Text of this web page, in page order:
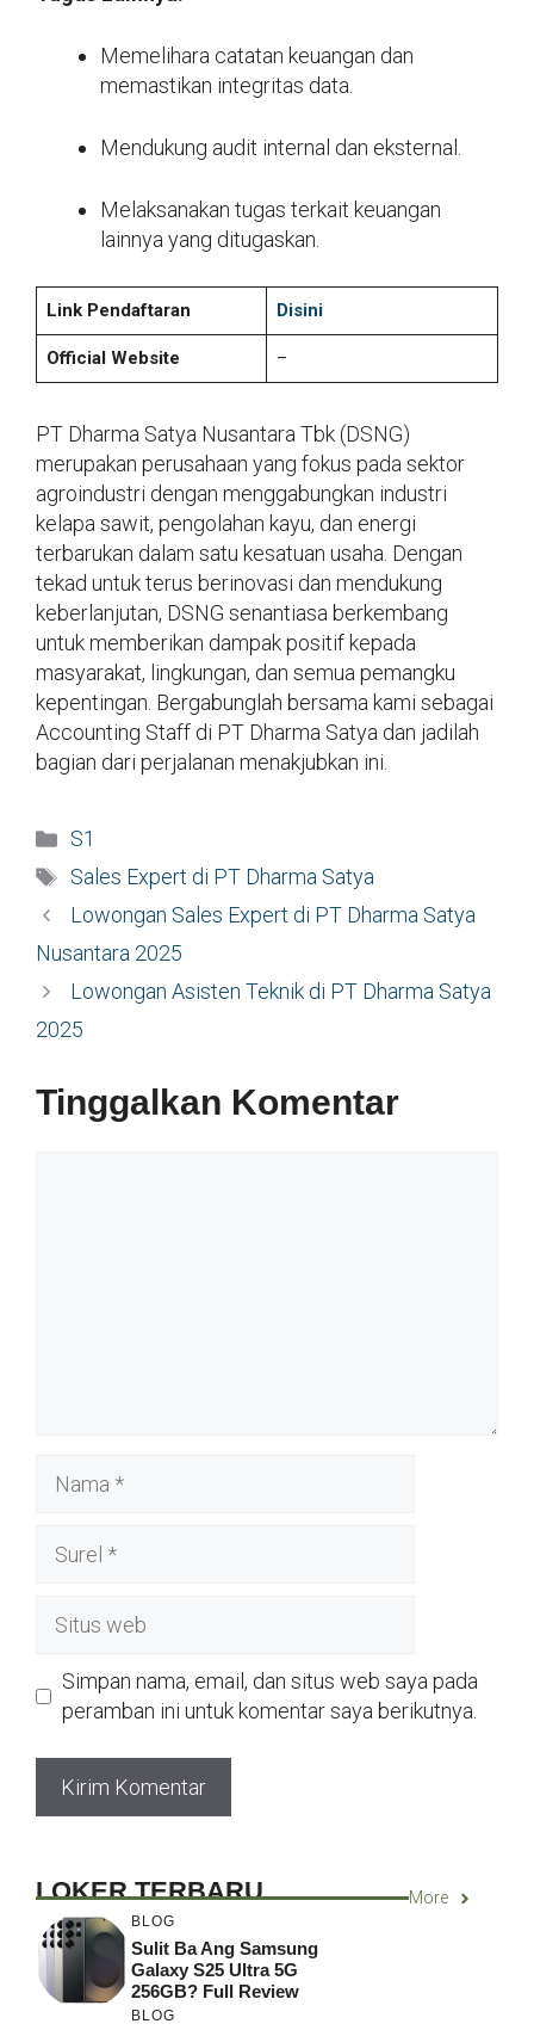
Memelihara catatan keuangan dan
memastikan integritas data.
Mendukung audit internal dan eksternal.
Melaksanakan tugas terkait keuangan
lainnya yang ditugaskan.
Link Pendaftaran Disini
Official Website –
PT Dharma Satya Nusantara Tbk (DSNG)
merupakan perusahaan yang fokus pada sektor
agroindustri dengan menggabungkan industri
kelapa sawit, pengolahan kayu, dan energi
terbarukan dalam satu kesatuan usaha. Dengan
tekad untuk terus berinovasi dan mendukung
keberlanjutan, DSNG senantiasa berkembang
untuk memberikan dampak positif kepada
masyarakat, lingkungan, dan semua pemangku
kepentingan. Bergabunglah bersama kami sebagai
Accounting Staff di PT Dharma Satya dan jadilah
bagian dari perjalanan menakjubkan ini.
Kategori
S1
Tag
Sales Expert di PT Dharma Satya
Lowongan Sales Expert di PT Dharma Satya
Nusantara 2025
Lowongan Asisten Teknik di PT Dharma Satya
2025
Tinggalkan Komentar
web
Simpan nama, email, dan situs web saya pada
peramban ini untuk komentar saya berikutnya.
LOKER TERBARU More
BLOG
Sulit Ba Ang Samsung
Galaxy S25 Ultra 5G
256GB? Full Review
BLOG